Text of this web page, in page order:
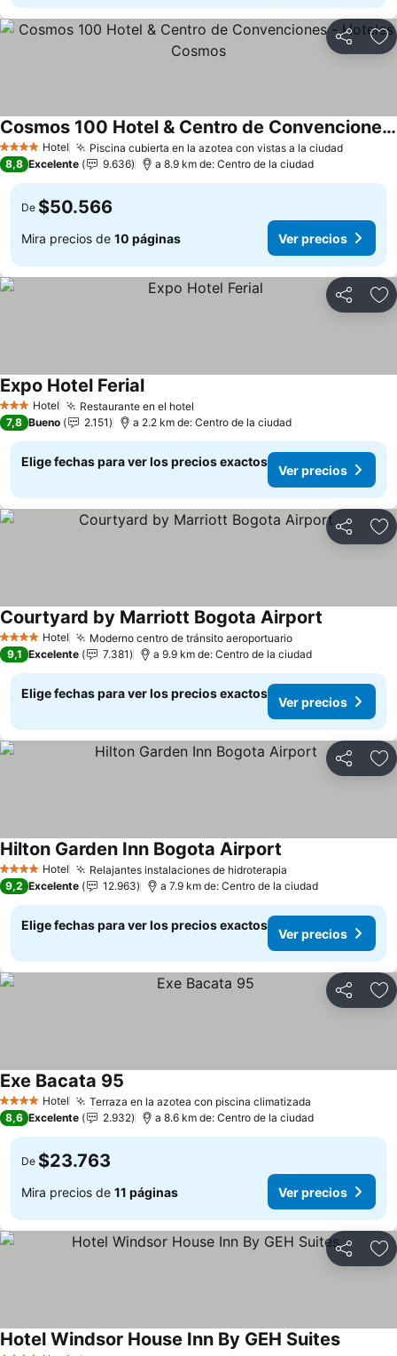
Compartir
4 EstrellasHotel Piscina cubierta en la azotea con vistas a la ciudadVer
Cosmos 100 Hotel & Centro de Convenciones - Hoteles Cosmos
Ver precios
8,8 Excelente 9.636 a 8.9 km de: Centro de la ciudad
De $50.566
Mira precios de 10 páginas Ver precios
Compartir
3 Estrellas
Hotel Restaurante en el hotel
Expo Hotel FerialVer precios
7,8 Bueno 2.151 a 2.2 km de: Centro de la ciudad
Elige fechas para ver los precios exactos
Ver precios
Compartir
4 EstrellasHotel Moderno centro de tránsito aeroportuarioVer precios
Courtyard by Marriott Bogota Airport
9,1 Excelente 7.381 a 9.9 km de: Centro de la ciudad
Elige fechas para ver los precios exactos
Ver precios
Compartir
4 EstrellasHotel Relajantes instalaciones de hidroterapia
Hilton Garden Inn Bogota Airport
9,2 Excelente 12.963 a 7.9 km de: Centro de la ciudad
Elige fechas para ver los precios exactos
Ver precios
Compartir
4 EstrellasHotel Terraza en la azotea con piscina climatizada
Exe Bacata 95
8,6 Excelente 2.932 a 8.6 km de: Centro de la ciudad
De $23.763
Mira precios de 11 páginas Ver precios
Compartir
Hotel Windsor House Inn By GEH SuitesVer